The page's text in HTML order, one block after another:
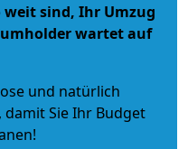
weit sind, Ihr Umzug
wartet auf
und natürlich
, damit Sie Ihr Budget